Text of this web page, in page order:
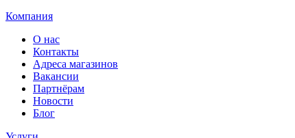
Компания
О нас
Контакты
Адреса магазинов
Вакансии
Партнёрам
Новости
Блог